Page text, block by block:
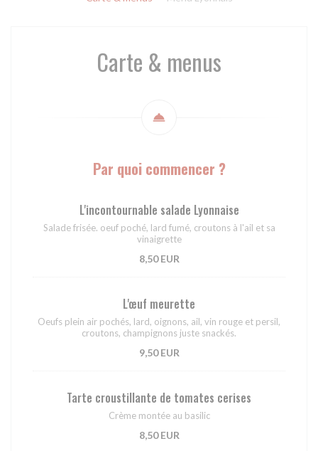
Carte & menus
Par quoi commencer ?
L'incontournable salade Lyonnaise
Salade frisée. oeuf poché, lard fumé, croutons à l'ail et sa
vinaigrette
8,50 EUR
L'œuf meurette
Oeufs plein air pochés, lard, oignons, ail, vin rouge et persil,
croutons, champignons juste snackés.
9,50 EUR
Tarte croustillante de tomates cerises
Crème montée au basilic
8,50 EUR